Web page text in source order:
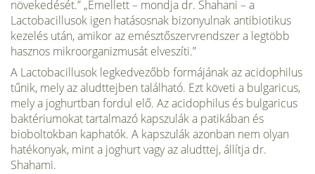
növeke­dését.” „Emellett – mondja dr. Shahani – a
Lactobacillusok igen hatásosnak bizonyulnak antibiotikus
kezelés után, amikor az emésztőszervrendszer a leg­több
hasznos mikroorganizmusát elveszíti.”
A Lactobacillusok legkedvezőbb formájának az acidophilus
tűnik, mely az aludttejben található. Ezt követi a bulgaricus,
mely a joghurtban fordul elő. Az acidophilus és bulgaricus
baktériumokat tartalmazó kapszulák a patikában és
bioboltokban kaphatók. A kapszulák azonban nem olyan
hatékonyak, mint a joghurt vagy az aludttej, állítja dr.
Shahami.